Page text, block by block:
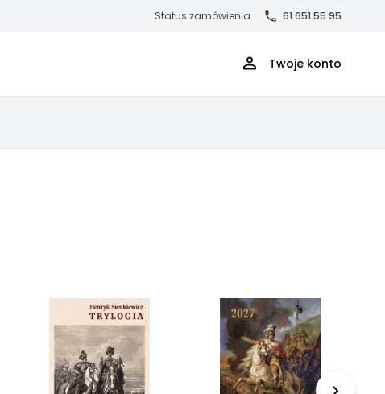
Status zamówienia 61 651 55 95
Twoje konto